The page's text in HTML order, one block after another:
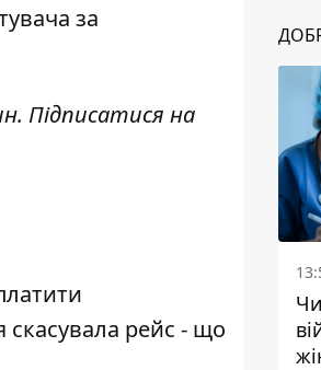
за
Підписатися на
скасувала рейс - що